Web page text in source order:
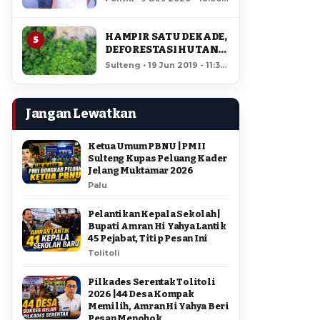
5
HAMPIR SATU DEKADE,
DEFORESTASI HUTAN
LORE LINDU MENCAPAI
Sulteng • 19 Jun 2019 - 11:34
Jangan Lewatkan
Ketua Umum PBNU | PMII
Sulteng Kupas Peluang Kader
Jelang Muktamar 2026
Palu
Pelantikan Kepala Sekolah |
Bupati Amran Hi Yahya Lantik
45 Pejabat, Titip Pesan Ini
Tolitoli
Pilkades Serentak Tolitoli
2026 | 44 Desa Kompak
Memilih, Amran Hi Yahya Beri